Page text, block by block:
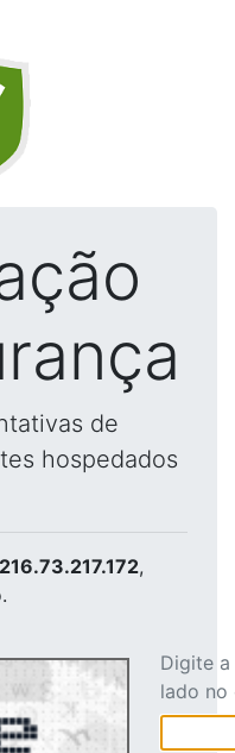
de
hospedados
216.73.217.172,
Digite
lado no